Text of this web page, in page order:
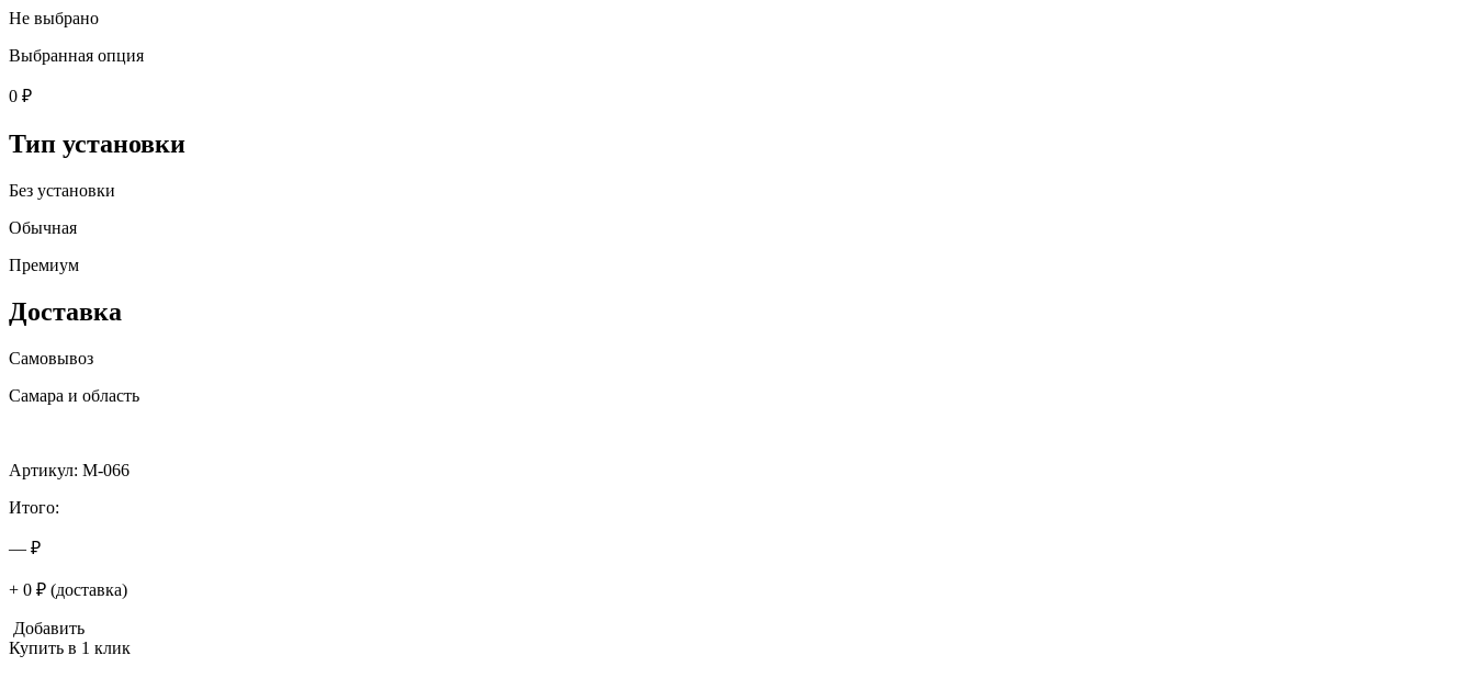
Не выбрано
Выбранная опция
0 ₽
Тип установки
Без установки
Обычная
Премиум
Доставка
Самовывоз
Самара и область
Артикул: M-066
Итого:
— ₽
+ 0 ₽ (доставка)
Добавить
Купить в 1 клик